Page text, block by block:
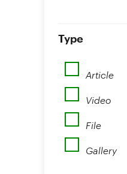
Type
Article
Video
File
Gallery